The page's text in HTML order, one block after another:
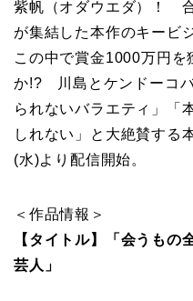
紫帆（オダウエダ）！
が集結した本作のキービ
この中で賞金1000万円を
か!? 川島とケンドーコ
られないバラエティ」「
しれない」と大絶賛する
(水)より配信開始。
＜作品情報＞
【タイトル】「会うも
芸人」